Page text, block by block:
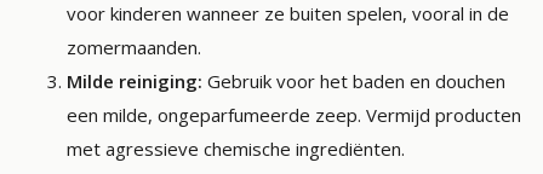
voor kinderen wanneer ze buiten spelen, vooral in de
zomermaanden.
Milde reiniging: Gebruik voor het baden en douchen
een milde, ongeparfumeerde zeep. Vermijd producten
met agressieve chemische ingrediënten.